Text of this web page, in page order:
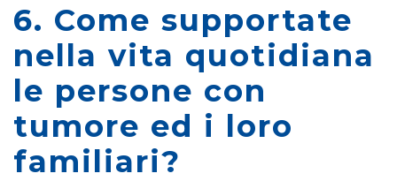
6. Come supportate
nella vita quotidiana
le persone con
tumore ed i loro
familiari?